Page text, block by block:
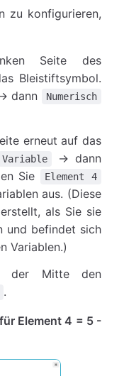
zu konfigurieren,
Seite des
Bleistiftsymbol.
dann Numerisch
erneut auf das
Variable → dann
Sie Element 4
aus. (Diese
als Sie sie
und befindet sich
Variablen.)
der Mitte den
.
Element 4 = 5 -